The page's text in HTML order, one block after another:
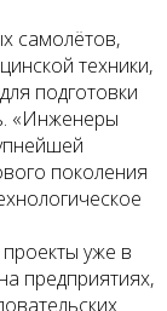
самолётов,
техники,
подготовки
«Инженеры
поколения
уже в
предприятиях,